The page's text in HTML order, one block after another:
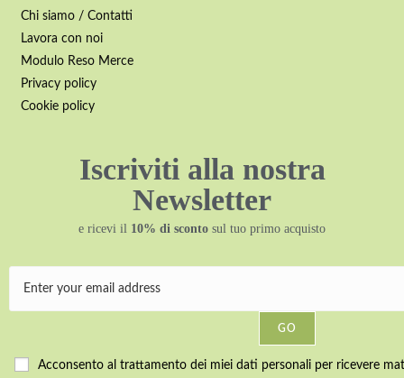
Chi siamo / Contatti
Lavora con noi
Modulo Reso Merce
Privacy policy
Cookie policy
Iscriviti alla nostra
Newsletter
e ricevi il 10% di sconto sul tuo primo acquisto
GO
Acconsento al trattamento dei miei dati personali per ricevere